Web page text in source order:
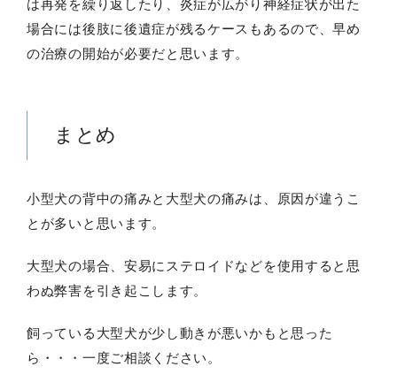
は再発を繰り返したり、炎症が広がり神経症状が出た
場合には後肢に後遺症が残るケースもあるので、早め
の治療の開始が必要だと思います。
まとめ
小型犬の背中の痛みと大型犬の痛みは、原因が違うこ
とが多いと思います。
大型犬の場合、安易にステロイドなどを使用すると思
わぬ弊害を引き起こします。
飼っている大型犬が少し動きが悪いかもと思った
ら・・・一度ご相談ください。